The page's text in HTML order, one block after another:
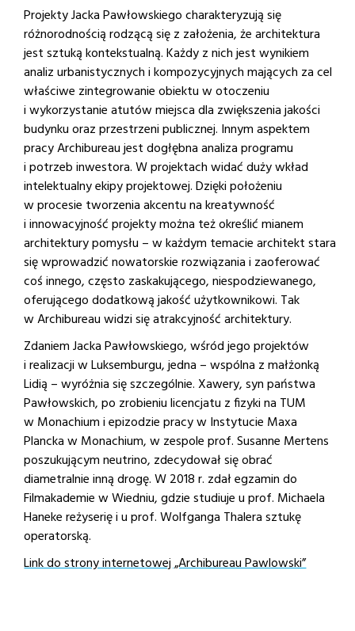
Projekty Jacka Pawłowskiego charakteryzują się
różnorodnością rodzącą się z założenia, że architektura
jest sztuką kontekstualną. Każdy z nich jest wynikiem
analiz urbanistycznych i kompozycyjnych mających za cel
właściwe zintegrowanie obiektu w otoczeniu
i wykorzystanie atutów miejsca dla zwiększenia jakości
budynku oraz przestrzeni publicznej. Innym aspektem
pracy Archibureau jest dogłębna analiza programu
i potrzeb inwestora. W projektach widać duży wkład
intelektualny ekipy projektowej. Dzięki położeniu
w procesie tworzenia akcentu na kreatywność
i innowacyjność projekty można też określić mianem
architektury pomysłu – w każdym temacie architekt stara
się wprowadzić nowatorskie rozwiązania i zaoferować
coś innego, często zaskakującego, niespodziewanego,
oferującego dodatkową jakość użytkownikowi. Tak
w Archibureau widzi się atrakcyjność architektury.
Zdaniem Jacka Pawłowskiego, wśród jego projektów
i realizacji w Luksemburgu, jedna – wspólna z małżonką
Lidią – wyróżnia się szczególnie. Xawery, syn państwa
Pawłowskich, po zrobieniu licencjatu z fizyki na TUM
w Monachium i epizodzie pracy w Instytucie Maxa
Plancka w Monachium, w zespole prof. Susanne Mertens
poszukującym neutrino, zdecydował się obrać
diametralnie inną drogę. W 2018 r. zdał egzamin do
Filmakademie w Wiedniu, gdzie studiuje u prof. Michaela
Haneke reżyserię i u prof. Wolfganga Thalera sztukę
operatorską.
Link do strony internetowej „Archibureau Pawlowski”